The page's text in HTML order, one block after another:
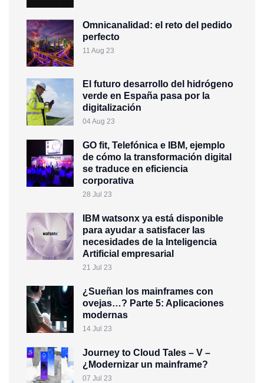
Omnicanalidad: el reto del pedido
perfecto
11 Aug 23
El futuro desarrollo del hidrógeno
verde en España pasa por la
digitalización
04 Aug 23
GO fit, Telefónica e IBM, ejemplo
de cómo la transformación digital
se traduce en eficiencia
corporativa
28 Jul 23
IBM watsonx ya está disponible
para ayudar a satisfacer las
necesidades de la Inteligencia
Artificial empresarial
21 Jul 23
¿Sueñan los mainframes con
ovejas…? Parte 5: Aplicaciones
modernas
14 Jul 23
Journey to Cloud Tales – V –
¿Modernizar un mainframe?
07 Jul 23